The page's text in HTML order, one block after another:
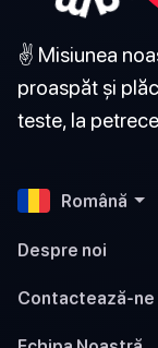
✌️ Misiunea
proaspăt și
teste, la
Română
Despre noi
Contactează-ne